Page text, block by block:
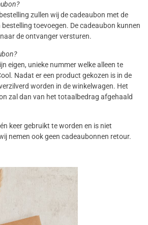
zullen wij de cadeaubon met de
toevoegen. De cadeaubon kunnen
de ontvanger versturen.
eigen, unieke nummer welke alleen te
Nadat er een product gekozen is in de
worden in de winkelwagen. Het
zal dan van het totaalbedrag afgehaald
keer gebruikt te worden en is niet
nemen ook geen cadeaubonnen retour.